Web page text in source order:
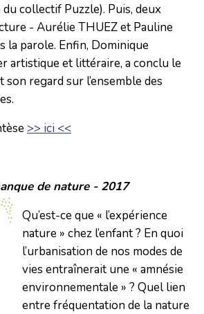
collectif Puzzle). Puis, deux
- Aurélie THUEZ et Pauline
la parole. Enfin, Dominique
artistique et littéraire, a conclu le
regard sur l’ensemble des
>> ici <<
de nature - 2017
Qu’est-ce que « l’expérience
nature » chez l’enfant ? En quoi
l’urbanisation de nos modes de
vies entraînerait une « amnésie
environnementale » ? Quel lien
entre fréquentation de la nature